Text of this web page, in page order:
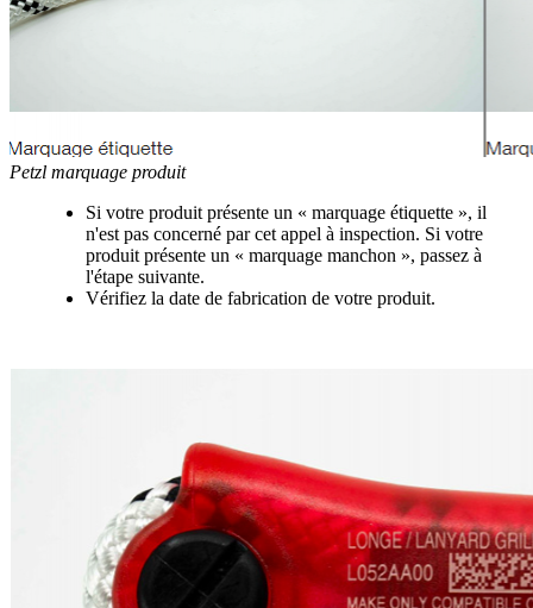
Petzl marquage produit
Si votre produit présente un « marquage étiquette », il
n'est pas concerné par cet appel à inspection. Si votre
produit présente un « marquage manchon », passez à
l'étape suivante.
Vérifiez la date de fabrication de votre produit.